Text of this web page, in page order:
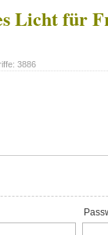
Licht für
3886